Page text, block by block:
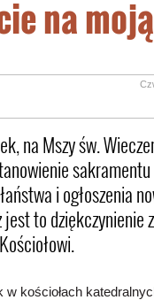
na
na Mszy św.
i ogłoszenia
jest to dziękczynienie
w kościołach